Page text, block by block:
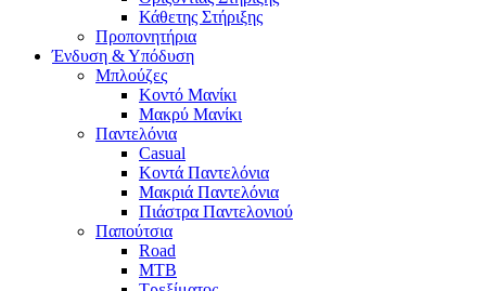
Κάθετης Στήριξης
Προπονητήρια
Ένδυση & Υπόδυση
Μπλούζες
Κοντό Μανίκι
Μακρύ Μανίκι
Παντελόνια
Casual
Κοντά Παντελόνια
Μακριά Παντελόνια
Πιάστρα Παντελονιού
Παπούτσια
Road
MTB